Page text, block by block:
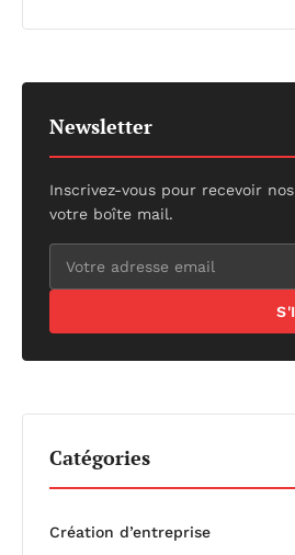
Newsletter
Inscrivez-vous pour recevoir
votre boîte mail.
Catégories
Création d’entreprise